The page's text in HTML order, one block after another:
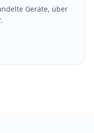
Geräte, über